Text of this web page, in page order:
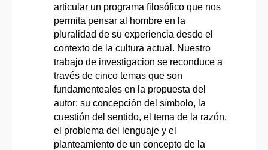
articular un programa filosófico que nos
permita pensar al hombre en la
pluralidad de su experiencia desde el
contexto de la cultura actual. Nuestro
trabajo de investigacion se reconduce a
través de cinco temas que son
fundamenteales en la propuesta del
autor: su concepción del símbolo, la
cuestión del sentido, el tema de la razón,
el problema del lenguaje y el
planteamiento de un concepto de la